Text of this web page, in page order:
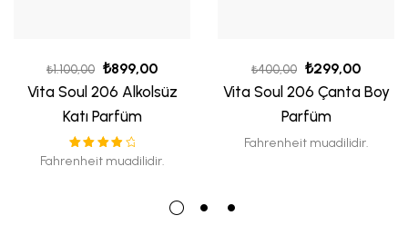
₺1.100,00 ₺899,00
Vita Soul 206 Alkolsüz
Katı Parfüm
5
üzerinden
Fahrenheit muadilidir.
₺400,00 ₺299,00
Vita Soul 206 Çanta Boy
Parfüm
Fahrenheit muadilidir.